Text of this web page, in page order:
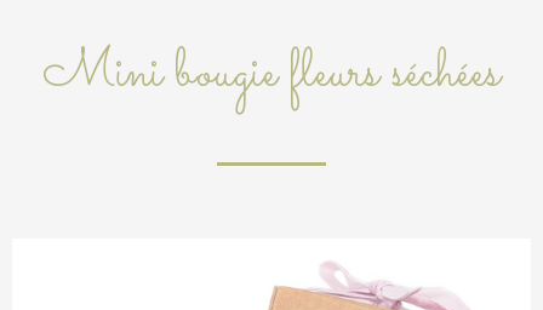
Mini bougie fleurs séchées